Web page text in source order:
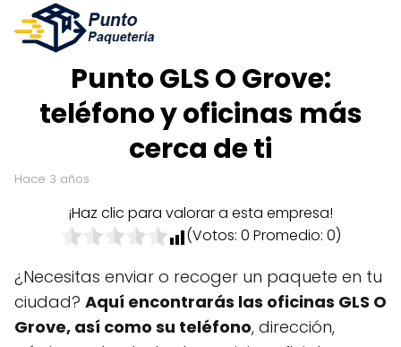
Punto GLS O Grove:
teléfono y oficinas más
cerca de ti
hace 3 años
¡Haz clic para valorar a esta empresa!
(Votos: 0 Promedio: 0)
¿Necesitas enviar o recoger un paquete en tu
ciudad? Aquí encontrarás las oficinas GLS O
Grove, así como su teléfono, dirección,